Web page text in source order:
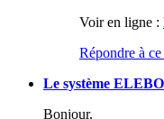
Voir en ligne :
Répondre à ce
Le système
Bonjour,